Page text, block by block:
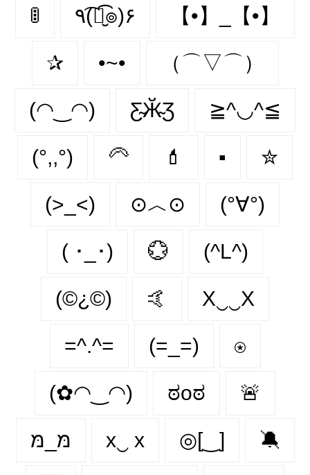
🚦 ٩(͡๏̮͡๏)۶ 【•】_【•】
✰ •~• （⌒▽⌒）
(◠‿◠) Ƹ̴Ӂ̴Ʒ ≧^◡^≦
(°,,°) 🦳 💄 ▪ ✮
(>_<) ⊙︿⊙ (°∀°)
( ･_･) 💮 (^L^)
(©¿©) 🤙 X‿‿X
=^.^= (=_=) ⍟
(✿◠‿◠) ಠoಠ 🚨
מּ_מּ x‿ х ◎[‿] 🔕